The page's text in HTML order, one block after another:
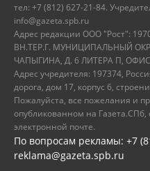
тел: +7 (812) 627-21-84.
info@gazeta.spb.ru
Адрес редакции ООО "Рост":
ВН.ТЕР.Г. МУНИЦИПАЛЬНЫЙ
ЧАПЫГИНА, Д. 6 ЛИТЕРА П,
Адрес учредителя: 197374,
дорога, дом 17, корпус 6,
Пожалуйста, все пожелания и
опубликованном на
электронной почте.
По вопросам рекламы: +7
reklama@gazeta.spb.ru